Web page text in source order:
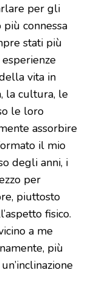
per gli
connessa
stati più
vita in
la cultura, le
le loro
assorbire
il mio
degli anni, i
per
piuttosto
fisico.
a me
più